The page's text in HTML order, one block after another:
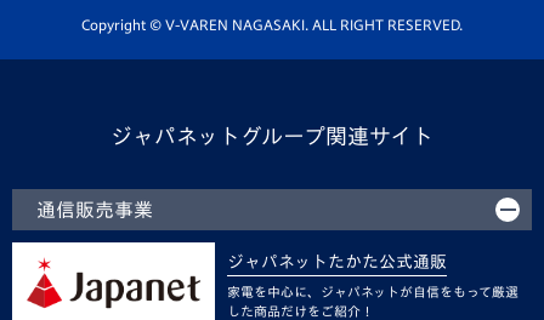
ホームタウン活動
Copyright © V-VAREN NAGASAKI. ALL RIGHT RESERVED.
ジャパネットグループ関連サイト
通信販売事業
ジャパネットたかた公式通販
家電を中心に、ジャパネットが自信をもって厳選
した商品だけをご紹介！